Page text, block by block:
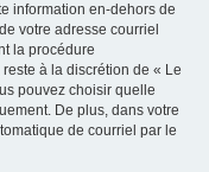
information en-dehors de
votre adresse courriel
la procédure
à la discrétion de « Le
pouvez choisir quelle
De plus, dans votre
de courriel par le